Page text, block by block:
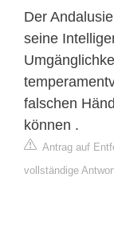
Der
seine
falschen
können .
Antrag auf
vollständige